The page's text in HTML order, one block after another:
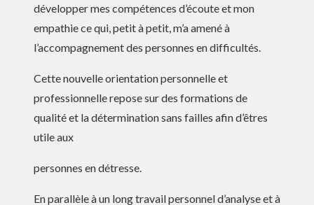
développer mes compétences d’écoute et mon
empathie ce qui, petit à petit, m’a amené à
l’accompagnement des personnes en difficultés.
Cette nouvelle orientation personnelle et
professionnelle repose sur des formations de
qualité et la détermination sans failles afin d’êtres
utile aux
personnes en détresse.
En parallèle à un long travail personnel d’analyse et à